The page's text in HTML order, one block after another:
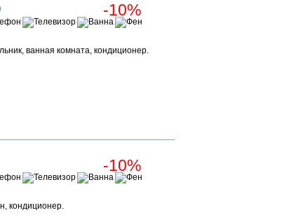
-10%
ванная комната, кондиционер.
-10%
кондиционер.